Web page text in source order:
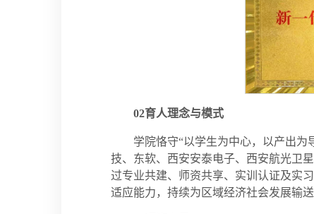
02育人理念与模式
学院恪守“以学生为中心，以产出为
技、东软、西安安泰电子、西安航光卫
过专业共建、师资共享、实训认证及实
适应能力，持续为区域经济社会发展输